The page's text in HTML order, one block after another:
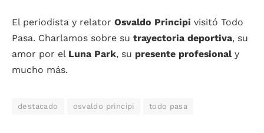
El periodista y relator Osvaldo Principi visitó Todo
Pasa. Charlamos sobre su trayectoria deportiva, su
amor por el Luna Park, su presente profesionaly
mucho más.
destacado osvaldo principi todo pasa